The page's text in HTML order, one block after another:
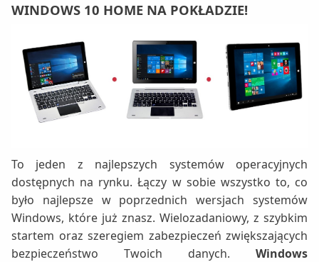
WINDOWS 10 HOME NA POKŁADZIE!
To jeden z najlepszych systemów operacyjnych
dostępnych na rynku. Łączy w sobie wszystko to, co
było najlepsze w poprzednich wersjach systemów
Windows, które już znasz. Wielozadaniowy, z szybkim
startem oraz szeregiem zabezpieczeń zwiększających
bezpieczeństwo Twoich danych. Windows